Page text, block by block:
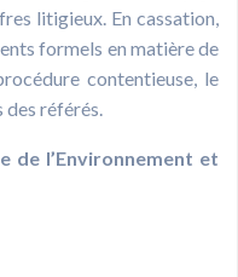
litigieux. En cassation,
formels en matière de
contentieuse, le
des référés.
de l’Environnement et